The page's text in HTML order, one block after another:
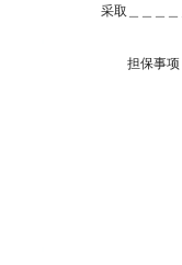
采取＿＿＿＿
担保事项：
申请
法定
＿